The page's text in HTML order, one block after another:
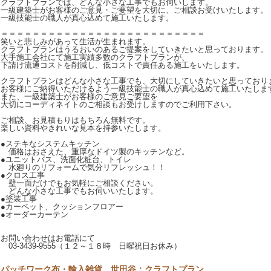
クラフトプランでは、どんな小さな工事でもお伺いします。
一級建築士がお客様のご意見・ご要望を大切に、ご相談お受けいたします。
一級技能士の職人が真心込めて施工いたします。
＝＝＝＝＝＝＝＝＝＝＝＝＝＝＝＝＝＝＝＝＝＝＝＝＝＝
笑いと悲しみがあって生活が生まれます。
クラフトプランはうるおいのあるご提案をしていきたいと思っております。
大手施工会社にて施工実績多数のクラフトプランが、
下請け流通コストを削減し、低コストで責任ある施工をいたします。
クラフトプランはどんな小さな工事でも、大切にしていきたいと思っており
お客様にご納得いただけるよう一級技能士の職人が真心込めて施工いたしま
また、一級建築士がお客様のご意見ご要望を
大切にコーディネイトのご相談もお受けしますのでご利用下さい。
ご相談、お見積もりはもちろん無料です。
楽しい資料やきれいな見本を持参いたします。
●ステキなシステムキッチン
価格はおさえた、重厚なドイツ製のキッチンなど。
●ユニットバス、洗面化粧台、トイレ
水廻りのリフォームで気分リフレッシュ！！
●クロス工事
壁一面だけでもお気軽にご相談ください。
どんな小さな工事でもお伺いいたします。
●塗装工事
●カーペット、クッションフロアー
●オーダーカーテン
お問い合わせはお電話にて
03-3439-9555（１２～１８時 日曜祝日お休み）